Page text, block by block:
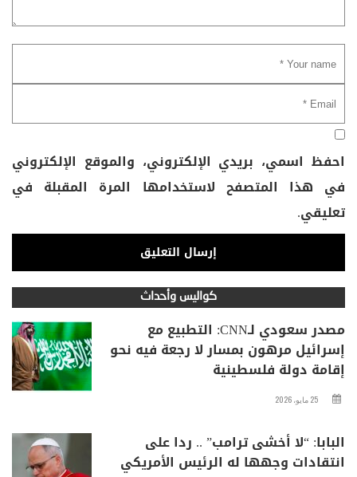
احفظ اسمي، بريدي الإلكتروني، والموقع الإلكتروني
في هذا المتصفح لاستخدامها المرة المقبلة في
تعليقي.
كواليس وأحداث
مصدر سعودي لـCNN: التطبيع مع
إسرائيل مرهون بمسار لا رجعة فيه نحو
إقامة دولة فلسطينية
25 مايو، 2026
البابا: “لا أخشى ترامب” .. ردا على
انتقادات وجهها له الرئيس الأمريكي